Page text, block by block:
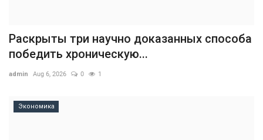
Раскрыты три научно доказанных способа
победить хроническую...
admin Aug 6, 2026 0 1
Экономика